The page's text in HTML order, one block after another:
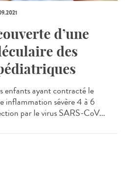
d’une
des
enfants ayant contracté le
inflammation sévère 4 à 6
par le virus SARS-CoV...